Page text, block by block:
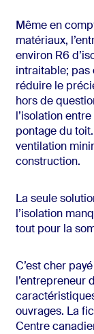
Même en
matériaux,
environ R6
intraitable; pas
réduire le
hors de
l’isolation
pontage du
ventilation
construction.
La seule
l’isolation
tout pour la
C’est cher
l’entrepreneur
ouvrages. La
Centre